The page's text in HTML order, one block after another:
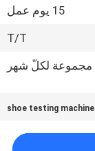
15 يوم عمل
T/T
shoe testing machine